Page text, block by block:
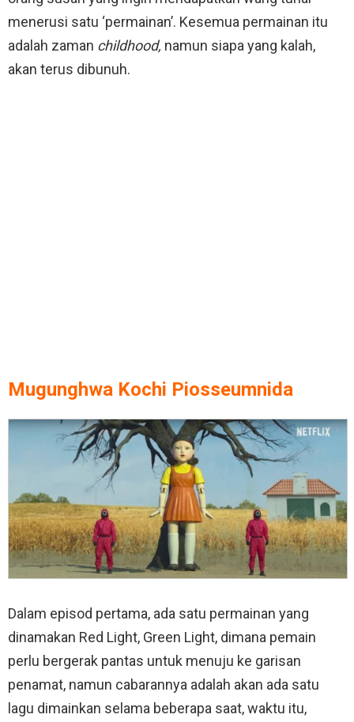
menerusi satu ‘permainan’. Kesemua permainan itu
adalah zaman childhood, namun siapa yang kalah,
akan terus dibunuh.
Mugunghwa Kochi Piosseumnida
Dalam episod pertama, ada satu permainan yang
dinamakan Red Light, Green Light, dimana pemain
perlu bergerak pantas untuk menuju ke garisan
penamat, namun cabarannya adalah akan ada satu
lagu dimainkan selama beberapa saat, waktu itu,